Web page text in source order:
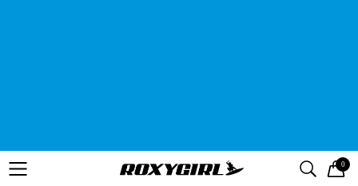
메뉴 검색
로고 0